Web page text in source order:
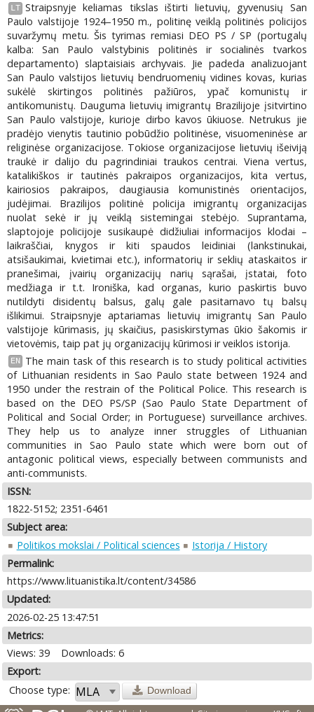
LT Straipsnyje keliamas tikslas ištirti lietuvių, gyvenusių San
Paulo valstijoje 1924–1950 m., politinę veiklą politinės policijos
suvaržymų metu. Šis tyrimas remiasi DEO PS / SP (portugalų
kalba: San Paulo valstybinis politinės ir socialinės tvarkos
departamento) slaptaisiais archyvais. Jie padeda analizuojant
San Paulo valstijos lietuvių bendruomenių vidines kovas, kurias
sukėlė skirtingos politinės pažiūros, ypač komunistų ir
antikomunistų. Dauguma lietuvių imigrantų Brazilijoje įsitvirtino
San Paulo valstijoje, kurioje dirbo kavos ūkiuose. Netrukus jie
pradėjo vienytis tautinio pobūdžio politinėse, visuomeninėse ar
religinėse organizacijose. Tokiose organizacijose lietuvių išeiviją
traukė ir dalijo du pagrindiniai traukos centrai. Viena vertus,
katalikiškos ir tautinės pakraipos organizacijos, kita vertus,
kairiosios pakraipos, daugiausia komunistinės orientacijos,
judėjimai. Brazilijos politinė policija imigrantų organizacijas
nuolat sekė ir jų veiklą sistemingai stebėjo. Suprantama,
slaptojoje policijoje susikaupė didžiuliai informacijos klodai –
laikraščiai, knygos ir kiti spaudos leidiniai (lankstinukai,
atsišaukimai, kvietimai etc.), informatorių ir seklių ataskaitos ir
pranešimai, įvairių organizacijų narių sąrašai, įstatai, foto
medžiaga ir t.t. Ironiška, kad organas, kurio paskirtis buvo
nutildyti disidentų balsus, galų gale pasitarnavo tų balsų
išlikimui. Straipsnyje aptariamas lietuvių imigrantų San Paulo
valstijoje kūrimasis, jų skaičius, pasiskirstymas ūkio šakomis ir
vietovėmis, taip pat jų organizacijų kūrimosi ir veiklos istorija.
EN
The main task of this research is to study political activities
of Lithuanian residents in Sao Paulo state between 1924 and
1950 under the restrain of the Political Police. This research is
based on the DEO PS/SP (Sao Paulo State Department of
Political and Social Order; in Portuguese) surveillance archives.
They help us to analyze inner struggles of Lithuanian
communities in Sao Paulo state which were born out of
antagonic political views, especially between communists and
anti-communists.
ISSN:
1822-5152; 2351-6461
Subject area:
Politikos mokslai / Political sciences
Istorija / History
Permalink:
https://www.lituanistika.lt/content/34586
Updated:
2026-02-25 13:47:51
Metrics:
Views: 39
Downloads: 6
Export:
Choose type:
Download